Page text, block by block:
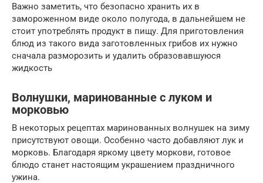
Важно заметить, что безопасно хранить их в
замороженном виде около полугода, в дальнейшем не
стоит употреблять продукт в пищу. Для приготовления
блюд из такого вида заготовленных грибов их нужно
сначала разморозить и удалить образовавшуюся
жидкость
Волнушки, маринованные с луком и
морковью
В некоторых рецептах маринованных волнушек на зиму
присутствуют овощи. Особенно часто добавляют лук и
морковь. Благодаря яркому цвету моркови, готовое
блюдо станет настоящим украшением праздничного
ужина.